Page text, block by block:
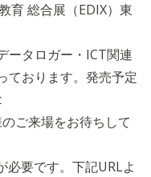
育 総合展（EDIX）東
ータロガー・ICT関連
ております。発売予定
ご来場をお待ちして
要です。下記URLよ